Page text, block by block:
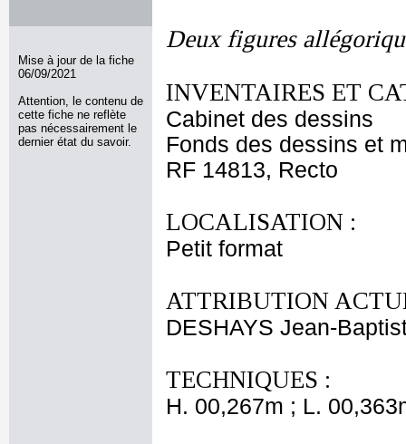
Mise à jour de la fiche
06/09/2021
Attention, le contenu de
cette fiche ne reflète
pas nécessairement le
dernier état du savoir.
Deux figures
INVENTAIRES ET
Cabinet des dessins
Fonds des dessins et
RF 14813, Recto
LOCALISATION :
Petit format
ATTRIBUTION
DESHAYS Jean-
TECHNIQUES :
H. 00,267m ; L.